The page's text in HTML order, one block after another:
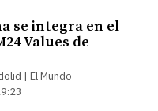
se integra en el
Values de
| El Mundo